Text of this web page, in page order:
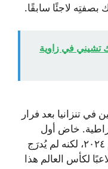
لاجئًا سابقًا.
في زاوية
في تنزانيا بعد فرار
خاض أول
مباراة له مع المنتخب الأمريكي عام ٢٠٢٤، لكنه لم يُدرَج
القائمة النهائية المكوّنة من ٢٦ لاعبًا لكأس العالم هذا